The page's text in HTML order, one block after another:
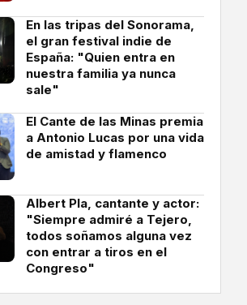
En las tripas del Sonorama,
el gran festival indie de
España: "Quien entra en
nuestra familia ya nunca
sale"
El Cante de las Minas premia
a Antonio Lucas por una vida
de amistad y flamenco
Albert Pla, cantante y actor:
"Siempre admiré a Tejero,
todos soñamos alguna vez
con entrar a tiros en el
Congreso"